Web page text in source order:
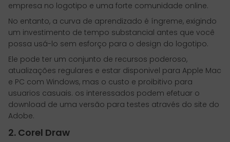
empresa no logotipo e uma forte comunidade online.
No entanto, a curva de aprendizado é íngreme, exigindo
um investimento de tempo substancial antes que você
possa usá-lo sem esforço para o design do logotipo.
Ele pode ter um conjunto de recursos poderoso,
atualizações regulares e estar disponivel para Apple Mac
e PC com Windows, mas o custo e proibitivo para
usuarios casuais. os interessados podem efetuar o
download de uma versão para testes através do site do
Adobe.
2. Corel Draw